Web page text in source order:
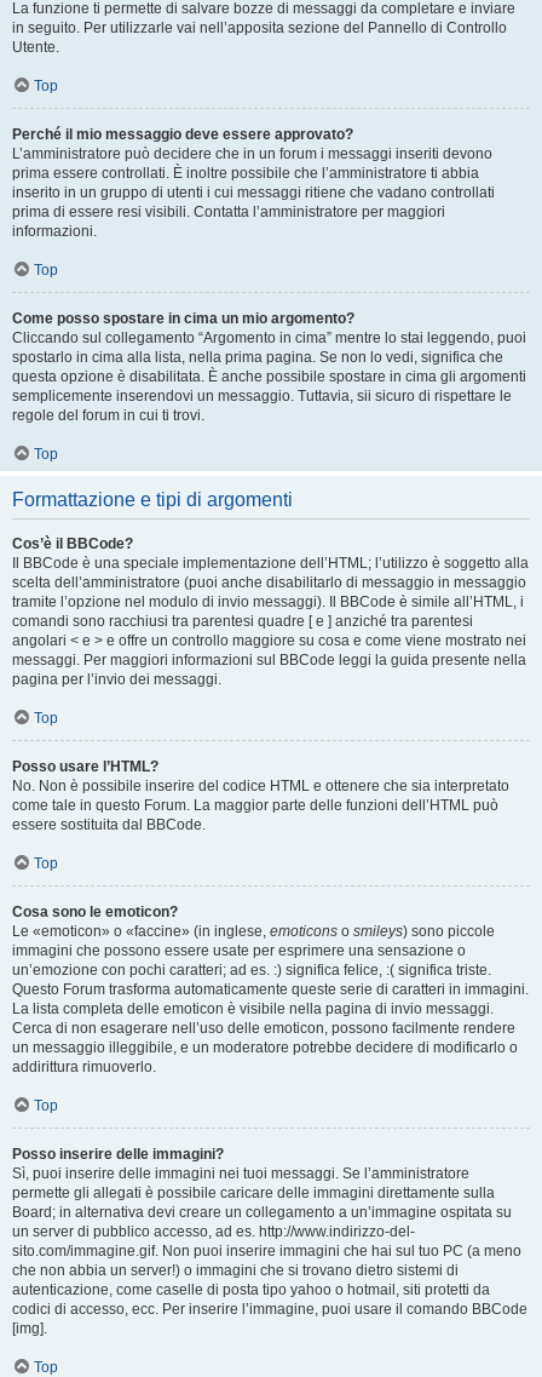
La funzione ti permette di salvare bozze di messaggi da completare e inviare
in seguito. Per utilizzarle vai nell’apposita sezione del Pannello di Controllo
Utente.
Top
Perché il mio messaggio deve essere approvato?
L’amministratore può decidere che in un forum i messaggi inseriti devono
prima essere controllati. È inoltre possibile che l’amministratore ti abbia
inserito in un gruppo di utenti i cui messaggi ritiene che vadano controllati
prima di essere resi visibili. Contatta l’amministratore per maggiori
informazioni.
Top
Come posso spostare in cima un mio argomento?
Cliccando sul collegamento “Argomento in cima” mentre lo stai leggendo, puoi
spostarlo in cima alla lista, nella prima pagina. Se non lo vedi, significa che
questa opzione è disabilitata. È anche possibile spostare in cima gli argomenti
semplicemente inserendovi un messaggio. Tuttavia, sii sicuro di rispettare le
regole del forum in cui ti trovi.
Top
Formattazione e tipi di argomenti
Cos’è il BBCode?
Il BBCode è una speciale implementazione dell’HTML; l’utilizzo è soggetto alla
scelta dell’amministratore (puoi anche disabilitarlo di messaggio in messaggio
tramite l’opzione nel modulo di invio messaggi). Il BBCode è simile all’HTML, i
comandi sono racchiusi tra parentesi quadre [ e ] anziché tra parentesi
angolari < e > e offre un controllo maggiore su cosa e come viene mostrato nei
messaggi. Per maggiori informazioni sul BBCode leggi la guida presente nella
pagina per l’invio dei messaggi.
Top
Posso usare l’HTML?
No. Non è possibile inserire del codice HTML e ottenere che sia interpretato
come tale in questo Forum. La maggior parte delle funzioni dell’HTML può
essere sostituita dal BBCode.
Top
Cosa sono le emoticon?
Le «emoticon» o «faccine» (in inglese, emoticons o smileys) sono piccole
immagini che possono essere usate per esprimere una sensazione o
un’emozione con pochi caratteri; ad es. :) significa felice, :( significa triste.
Questo Forum trasforma automaticamente queste serie di caratteri in immagini.
La lista completa delle emoticon è visibile nella pagina di invio messaggi.
Cerca di non esagerare nell’uso delle emoticon, possono facilmente rendere
un messaggio illeggibile, e un moderatore potrebbe decidere di modificarlo o
addirittura rimuoverlo.
Top
Posso inserire delle immagini?
Sì, puoi inserire delle immagini nei tuoi messaggi. Se l’amministratore
permette gli allegati è possibile caricare delle immagini direttamente sulla
Board; in alternativa devi creare un collegamento a un’immagine ospitata su
un server di pubblico accesso, ad es. http://www.indirizzo-del-
sito.com/immagine.gif. Non puoi inserire immagini che hai sul tuo PC (a meno
che non abbia un server!) o immagini che si trovano dietro sistemi di
autenticazione, come caselle di posta tipo yahoo o hotmail, siti protetti da
codici di accesso, ecc. Per inserire l’immagine, puoi usare il comando BBCode
[img].
Top